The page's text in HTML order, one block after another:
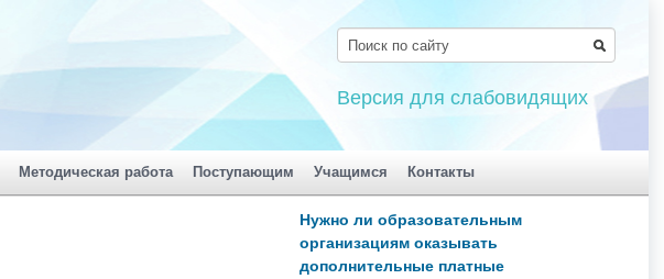
Версия для слабовидящих
Методическая работа Поступающим Учащимся Контакты
Нужно ли образовательным
организациям оказывать
дополнительные платные